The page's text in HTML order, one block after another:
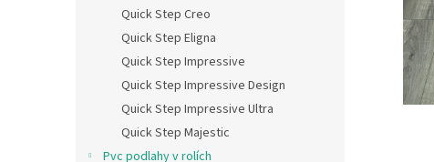
Quick Step Creo
Quick Step Eligna
Quick Step Impressive
Quick Step Impressive Design
Quick Step Impressive Ultra
Quick Step Majestic
Pvc podlahy v rolích